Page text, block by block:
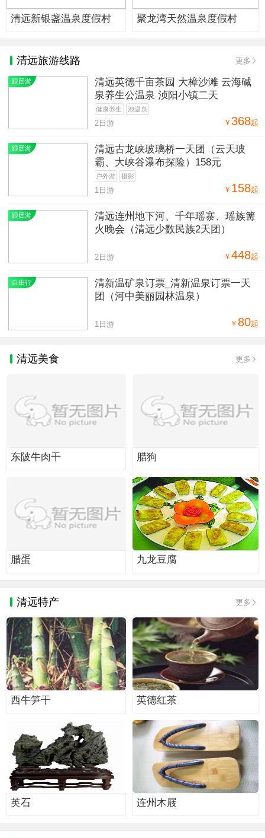
清远新银盏温泉度假村 聚龙湾天然温泉度假村
清远旅游线路 更多
跟团游
清远英德千亩茶园 大樟沙滩 云海碱
泉养生公温泉 浈阳小镇二天
健康养生 泡温泉
￥ 368起
2日游
跟团游
清远古龙峡玻璃桥一天团（云天玻
霸、大峡谷瀑布探险）158元
户外游 摄影
￥ 158起
1日游
跟团游
清远连州地下河、千年瑶寨、瑶族篝
火晚会（清远少数民族2天团）
￥ 448起
2日游
自由行
清新温矿泉订票_清新温泉订票一天
团（河中美丽园林温泉）
￥ 80起
1日游
清远美食 更多
东陂牛肉干 腊狗
腊蛋 九龙豆腐
清远特产 更多
西牛笋干 英德红茶
英石 连州木屐